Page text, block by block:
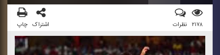
۲۱۷۸ نظرات اشتراک چاپ